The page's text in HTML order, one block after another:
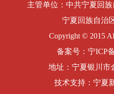
主管单位：中共宁夏回
宁夏回族自治
Copyright © 2015
备案号： 宁ICP
地址：宁夏银川市
技术支持：宁夏